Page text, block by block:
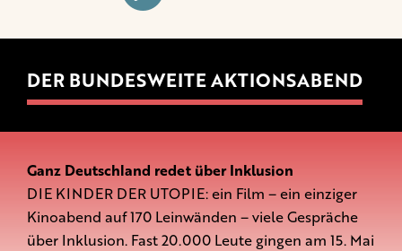
DER BUNDESWEITE AKTIONSABEND
Ganz Deutschland redet über Inklusion
DIE KINDER DER UTOPIE: ein Film – ein einziger
Kinoabend auf 170 Leinwänden – viele Gespräche
über Inklusion. Fast 20.000 Leute gingen am 15. Mai